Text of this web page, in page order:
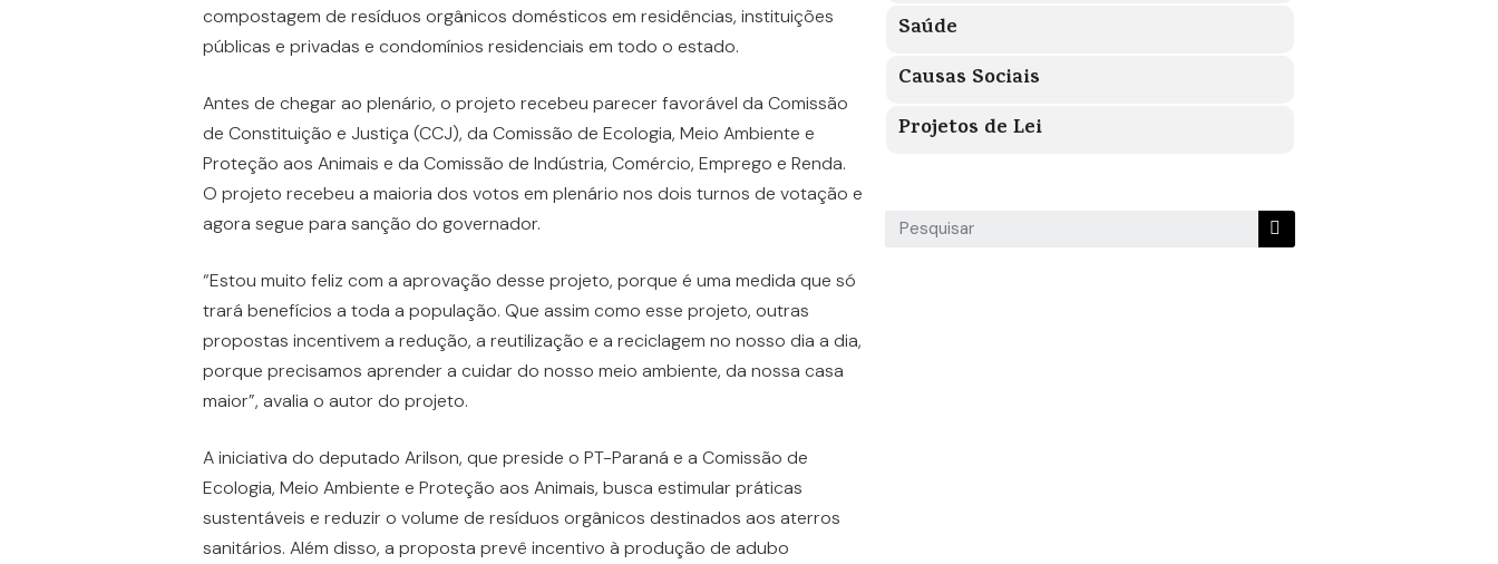
compostagem de resíduos orgânicos domésticos em residências, instituições
públicas e privadas e condomínios residenciais em todo o estado.
Antes de chegar ao plenário, o projeto recebeu parecer favorável da Comissão
de Constituição e Justiça (CCJ), da Comissão de Ecologia, Meio Ambiente e
Proteção aos Animais e da Comissão de Indústria, Comércio, Emprego e Renda.
O projeto recebeu a maioria dos votos em plenário nos dois turnos de votação e
agora segue para sanção do governador.
“Estou muito feliz com a aprovação desse projeto, porque é uma medida que só
trará benefícios a toda a população. Que assim como esse projeto, outras
propostas incentivem a redução, a reutilização e a reciclagem no nosso dia a dia,
porque precisamos aprender a cuidar do nosso meio ambiente, da nossa casa
maior”, avalia o autor do projeto.
A iniciativa do deputado Arilson, que preside o PT-Paraná e a Comissão de
Ecologia, Meio Ambiente e Proteção aos Animais, busca estimular práticas
sustentáveis e reduzir o volume de resíduos orgânicos destinados aos aterros
sanitários. Além disso, a proposta prevê incentivo à produção de adubo
Saúde
Causas Sociais
Projetos de Lei